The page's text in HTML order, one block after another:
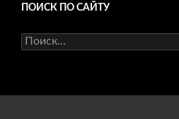
ПОИСК ПО САЙТУ
Найти: